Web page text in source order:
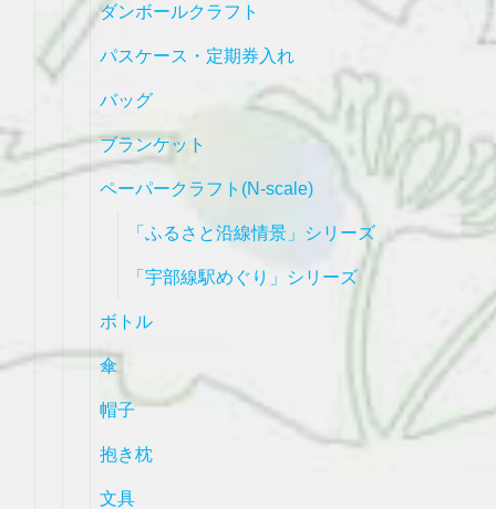
ダンボールクラフト
パスケース・定期券入れ
バッグ
ブランケット
ペーパークラフト(N-scale)
「ふるさと沿線情景」シリーズ
「宇部線駅めぐり」シリーズ
ボトル
傘
帽子
抱き枕
文具